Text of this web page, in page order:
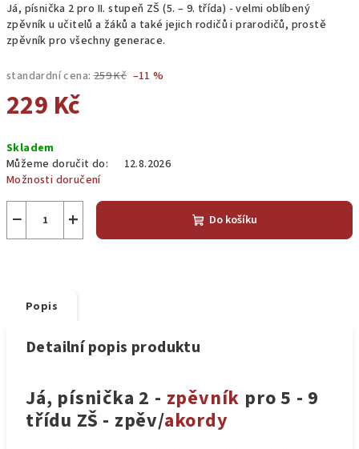
Já, písnička 2 pro II. stupeň ZŠ (5. – 9. třída) - velmi oblíbený
zpěvník u učitelů a žáků a také jejich rodičů i prarodičů, prostě
zpěvník pro všechny generace.
standardní cena: 259 Kč –11 %
229 Kč
cena:
Skladem
Můžeme doručit do:
12.8.2026
Možnosti doručení
+
− Do košíku
Popis
Detailní popis produktu
Já, písnička 2 - zpěvník pro 5 - 9
třídu ZŠ - zpěv/akordy